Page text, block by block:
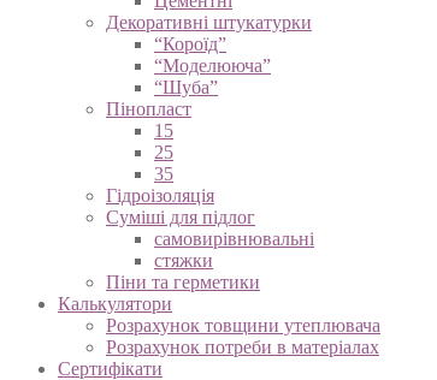
Декоративні штукатурки
“Короїд”
“Моделююча”
“Шуба”
Пінопласт
15
25
35
Гідроізоляція
Суміші для підлог
самовирівнювальні
стяжки
Піни та герметики
Калькулятори
Розрахунок товщини утеплювача
Розрахунок потреби в матеріалах
Сертифікати